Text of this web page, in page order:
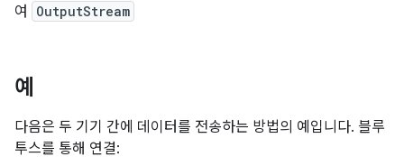
여
OutputStream
예
다음은 두 기기 간에 데이터를 전송하는 방법의 예입니다. 블루
투스를 통해 연결: